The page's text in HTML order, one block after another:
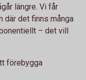
längre. Vi får
där det finns många
– det vill
förebygga